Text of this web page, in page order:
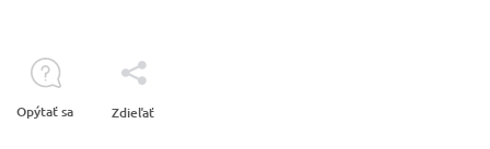
Opýtať sa Zdieľať